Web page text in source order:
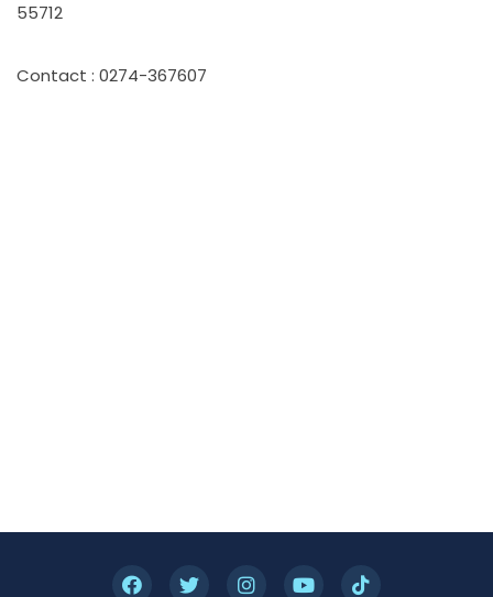
55712
Contact : 0274-367607